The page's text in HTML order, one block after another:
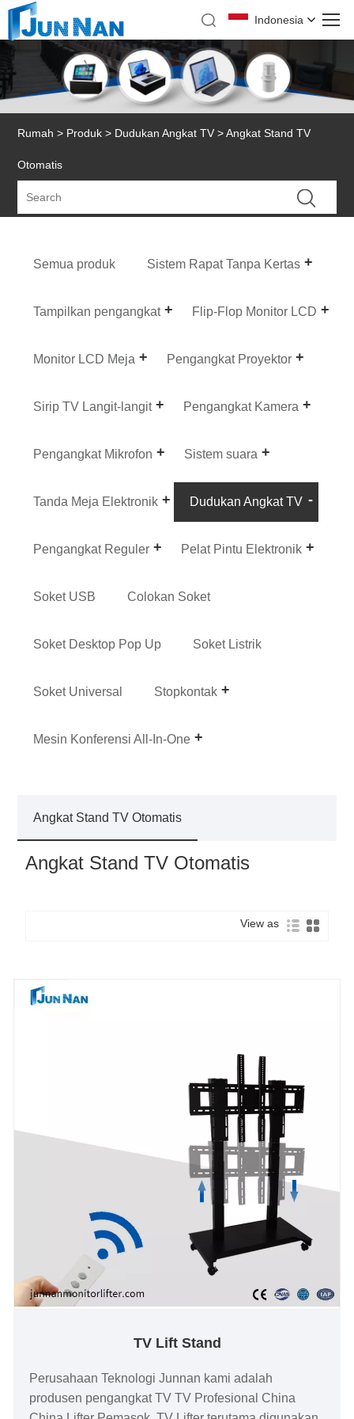
Indonesia
Rumah > Produk > Dudukan Angkat TV > Angkat Stand TV
Otomatis
Semua produk Sistem Rapat Tanpa Kertas
Tampilkan pengangkat Flip-Flop Monitor LCD
Monitor LCD Meja Pengangkat Proyektor
Sirip TV Langit-langit Pengangkat Kamera
Pengangkat Mikrofon Sistem suara
Tanda Meja Elektronik Dudukan Angkat TV
Pengangkat Reguler Pelat Pintu Elektronik
Soket USB Colokan Soket
Soket Desktop Pop Up Soket Listrik
Soket Universal Stopkontak
Mesin Konferensi All-In-One
Angkat Stand TV Otomatis
Angkat Stand TV Otomatis
View as
TV Lift Stand
Perusahaan Teknologi Junnan kami adalah
produsen pengangkat TV TV Profesional China